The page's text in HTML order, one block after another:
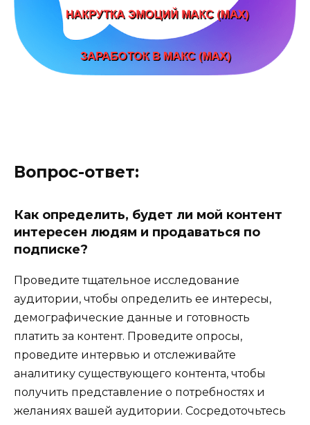
Вопрос-ответ:
Как определить, будет ли мой контент
интересен людям и продаваться по
подписке?
Проведите тщательное исследование
аудитории, чтобы определить ее интересы,
демографические данные и готовность
платить за контент. Проведите опросы,
проведите интервью и отслеживайте
аналитику существующего контента, чтобы
получить представление о потребностях и
желаниях вашей аудитории. Сосредоточьтесь